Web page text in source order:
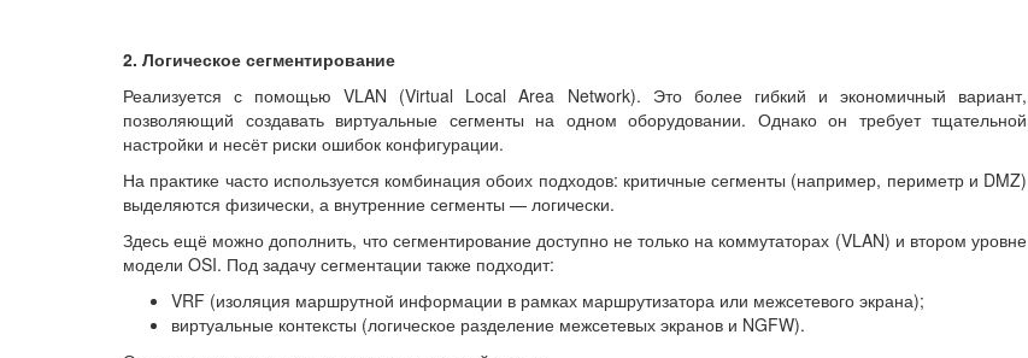
2. Логическое сегментирование
Реализуется с помощью VLAN (Virtual Local Area Network). Это более гибкий и экономичный вариант,
позволяющий создавать виртуальные сегменты на одном оборудовании. Однако он требует тщательной
настройки и несёт риски ошибок конфигурации.
На практике часто используется комбинация обоих подходов: критичные сегменты (например, периметр и DMZ)
выделяются физически, а внутренние сегменты — логически.
Здесь ещё можно дополнить, что сегментирование доступно не только на коммутаторах (VLAN) и втором уровне
модели OSI. Под задачу сегментации также подходит:
VRF (изоляция маршрутной информации в рамках маршрутизатора или межсетевого экрана);
виртуальные контексты (логическое разделение межсетевых экранов и NGFW).